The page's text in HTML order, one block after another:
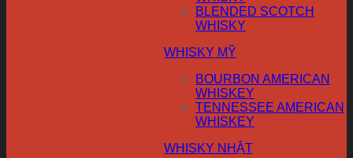
BLENDED SCOTCH
WHISKY
WHISKY MỸ
BOURBON AMERICAN
WHISKEY
TENNESSEE AMERICAN
WHISKEY
WHISKY NHẬT